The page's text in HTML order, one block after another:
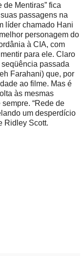
de Mentiras” fica
passagens na
líder chamado Hani
personagem do
à CIA, com
para ele. Claro
passada
Farahani) que, por
ao filme. Mas é
às mesmas
“Rede de
um desperdício
Ridley Scott.